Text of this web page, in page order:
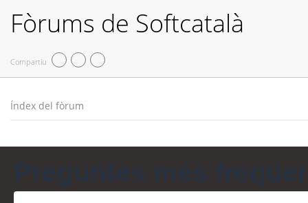
Fòrums de Softcatalà
Compartiu
Índex del fòrum